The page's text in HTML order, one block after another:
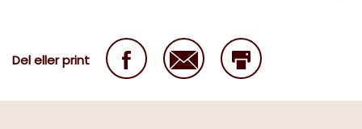
Del eller print